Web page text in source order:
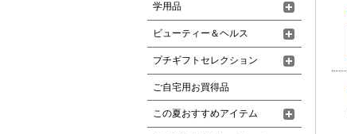
学用品
ビューティー＆ヘルス
プチギフトセレクション
ご自宅用お買得品
この夏おすすめアイテム